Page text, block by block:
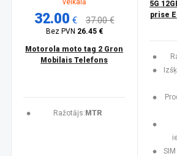
veikalā
32.00 € 37.00 €
Bez PVN 26.45 €
Motorola moto tag 2 Gron
Mobilais Telefons
Ražotājs: MTR
5G
prise